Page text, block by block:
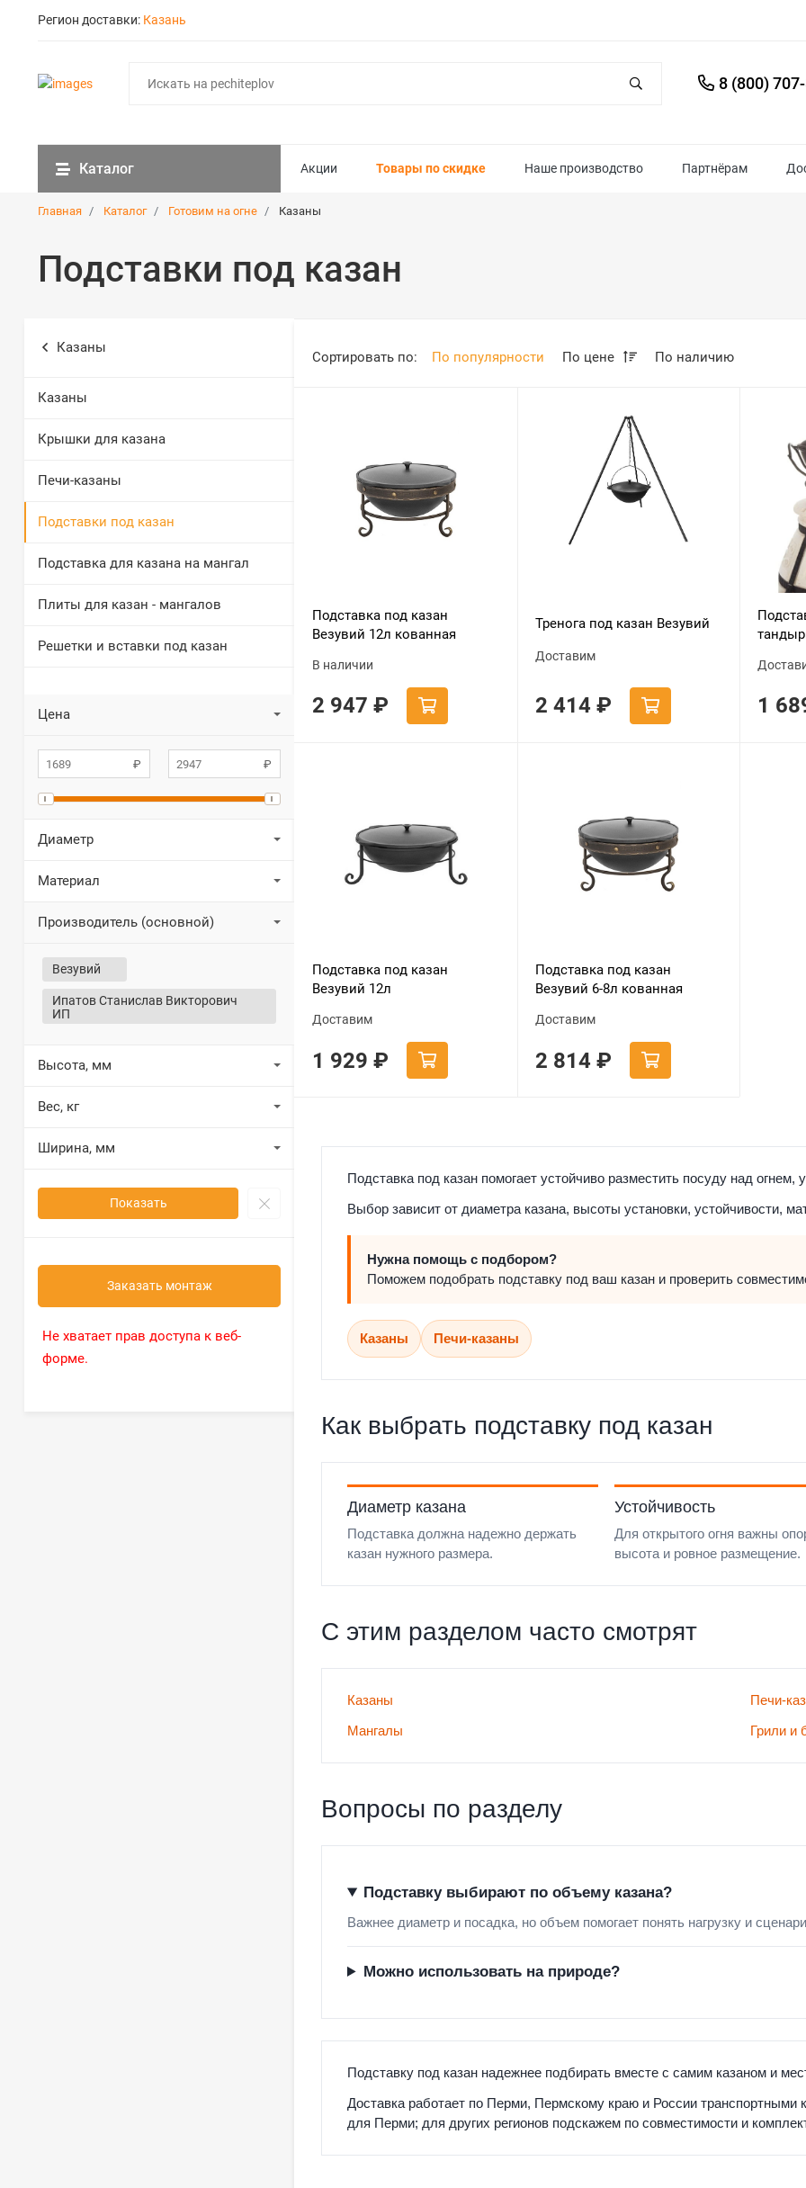
Регион доставки: Казань
8 (800)
Каталог Акции Товары по скидке Наше производство Партнёрам
Главная Каталог Готовим на огне Казаны
Подставки под казан
Казаны
Казаны
Крышки для казана
Печи-казаны
Подставки под казан
Подставка для казана на мангал
Плиты для казан - мангалов
Решетки и вставки под казан
Цена
Диаметр
Материал
Производитель (основной)
Везувий
Ипатов Станислав Викторович
ИП
Высота, мм
Вес, кг
Ширина, мм
Показать
Заказать монтаж
Не хватает прав доступа к веб-
форме.
Сортировать по: По популярности По цене По наличию
Подставка под казан
Везувий 12л кованная
В наличии
2 947 ₽
Тренога под казан Везувий
Доставим
2 414 ₽ 1
Подставка под казан
Везувий 12л
Доставим
1 929 ₽
Подставка под казан
Везувий 6-8л кованная
Доставим
2 814 ₽
Подставка под казан помогает устойчиво разместить посуду над огнем,
Выбор зависит от диаметра казана, высоты установки, устойчивости,
Нужна помощь с подбором?
Поможем подобрать подставку под ваш казан и проверить
Казаны Печи-казаны
Как выбрать подставку под казан
Диаметр казана
Подставка должна надежно держать
казан нужного размера.
Устойчивость
Для открытого огня важны
высота и ровное размещение.
С этим разделом часто смотрят
Казаны
Печи-
Мангалы
Грили и
Вопросы по разделу
Подставку выбирают по объему казана?
Важнее диаметр и посадка, но объем помогает понять нагрузку и
Можно использовать на природе?
Подставку под казан надежнее подбирать вместе с самим казаном и
Доставка работает по Перми, Пермскому краю и России
для Перми; для других регионов подскажем по совместимости и